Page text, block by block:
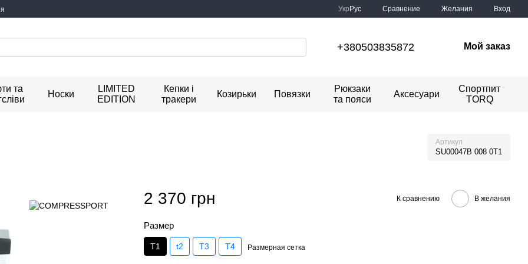
Укр Рус Сравнение Желания Вход
+380503835872 Мой заказ
та
Носки
LIMITED
EDITION
Кепки і
тракери
Козирьки Повязки
Рюкзаки
та пояси
Аксесуари
Спортпит
TORQ
Артикул
SU00047B 008 0T1
2 370 грн К сравнению В желания
Размер
T1 t2 T3 T4 Размерная сетка